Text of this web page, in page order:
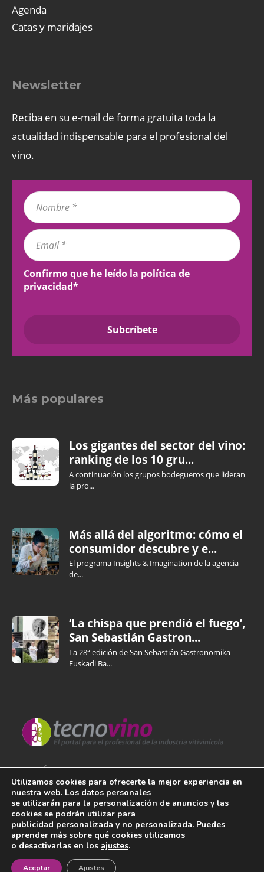
Agenda
Catas y maridajes
Newsletter
Reciba en su e-mail de forma gratuita toda la
actualidad indispensable para el profesional del
vino.
Confirmo que he leído la política de
privacidad*
Más populares
Los gigantes del sector del vino:
ranking de los 10 gru...
A continuación los grupos bodegueros que lideran
la pro...
Más allá del algoritmo: cómo el
consumidor descubre y e...
El programa Insights & Imagination de la agencia
de...
‘La chispa que prendió el fuego’,
San Sebastián Gastron...
La 28ª edición de San Sebastián Gastronomika
Euskadi Ba...
QUIÉNES SOMOS PUBLICIDAD
AVISO LEGAL
POLÍTICA DE COOKIES
POLÍTICA DE PRIVACIDAD
CONTACTO¡Newsletter!
Utilizamos cookies para ofrecerte la mejor experiencia en
nuestra web. Los datos personales
se utilizarán para la personalización de anuncios y las
cookies se podrán utilizar para
publicidad personalizada y no personalizada. Puedes
aprender más sobre qué cookies utilizamos
o desactivarlas en los ajustes.
Aceptar Ajustes